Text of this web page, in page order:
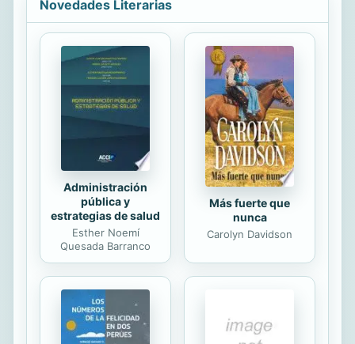
Novedades Literarias
Administración
pública y
estrategias de salud
Esther Noemí
Quesada Barranco
Más fuerte que
nunca
Carolyn Davidson